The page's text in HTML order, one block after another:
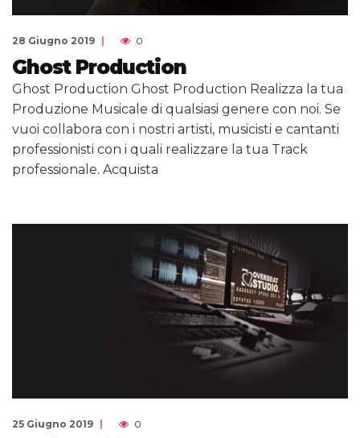
28 Giugno 2019 0
Ghost Production
Ghost Production Ghost Production Realizza la tua
Produzione Musicale di qualsiasi genere con noi. Se
vuoi collabora con i nostri artisti, musicisti e cantanti
professionisti con i quali realizzare la tua Track
professionale. Acquista
25 Giugno 2019 0